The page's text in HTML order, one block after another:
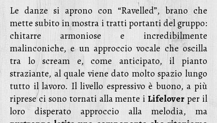
Le danze si aprono con “Ravelled”, brano che
mette subito in mostra i tratti portanti del gruppo:
chitarre armoniose e incredibilmente
malinconiche, e un approccio vocale che oscilla
tra lo scream e, come anticipato, il pianto
straziante, al quale viene dato molto spazio lungo
tutto il lavoro. Il livello espressivo è buono, a più
riprese ci sono tornati alla mente iLifeloverper il
loro disperato approccio alla melodia, ma